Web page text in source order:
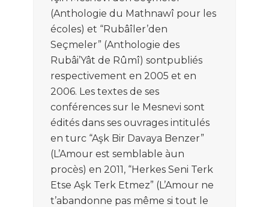
(Anthologie du Mathnawî pour les
écoles) et “Rubâîler’den
Seçmeler” (Anthologie des
Rubâi’Yât de Rûmî) sontpubliés
respectivement en 2005 et en
2006. Les textes de ses
conférences sur le Mesnevi sont
édités dans ses ouvrages intitulés
en turc “Aşk Bir Davaya Benzer”
(L’Amour est semblab le àun
procès) en 2011, “Herkes Seni Terk
Etse Aşk Terk Etmez” (L’Amour ne
t’abandonne pas même si tout le